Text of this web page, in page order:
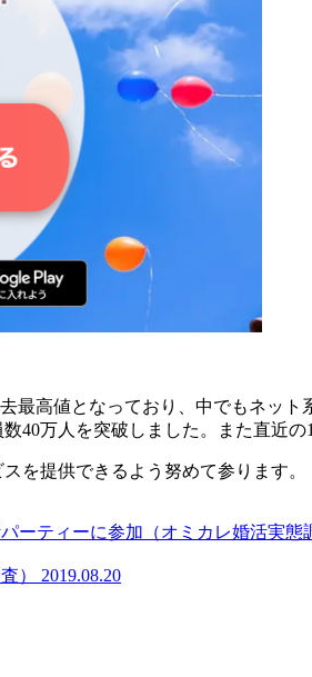
最高値となっており、中でもネッ
40万人を突破しました。また直近
を提供できるよう努めて参ります。
ーティーに参加（オミカレ婚活実態
）
2019.08.20